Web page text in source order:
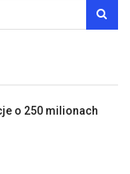
o 250 milionach